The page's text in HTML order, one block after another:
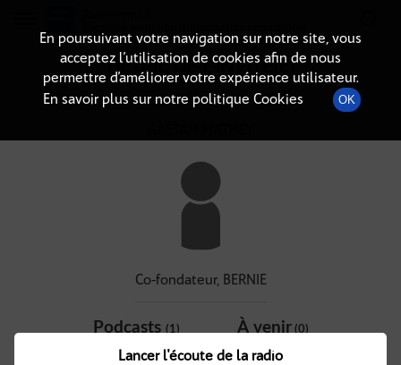
DÉTAIL DE L'INVITÉ(E)
Co-fondateur, BERNIE
Podcasts (1) À venir(0)
En poursuivant votre navigation sur notre site, vous
acceptez l’utilisation de cookies afin de nous
permettre d’améliorer votre expérience utilisateur.
En savoir plus sur notre politique Cookies
OK
Lancer l'écoute de la radio